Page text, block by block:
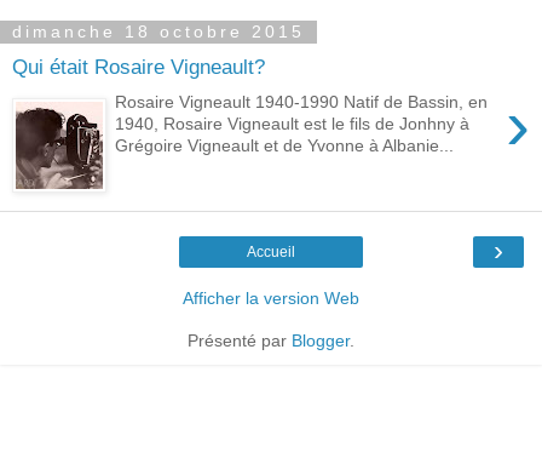
dimanche 18 octobre 2015
Qui était Rosaire Vigneault?
›
Rosaire Vigneault 1940-1990 Natif de Bassin, en
1940, Rosaire Vigneault est le fils de Jonhny à
Grégoire Vigneault et de Yvonne à Albanie...
›
Accueil
Afficher la version Web
Présenté par Blogger.